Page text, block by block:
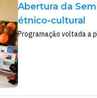
Abertura da
étnico-cultural
Programação voltada a